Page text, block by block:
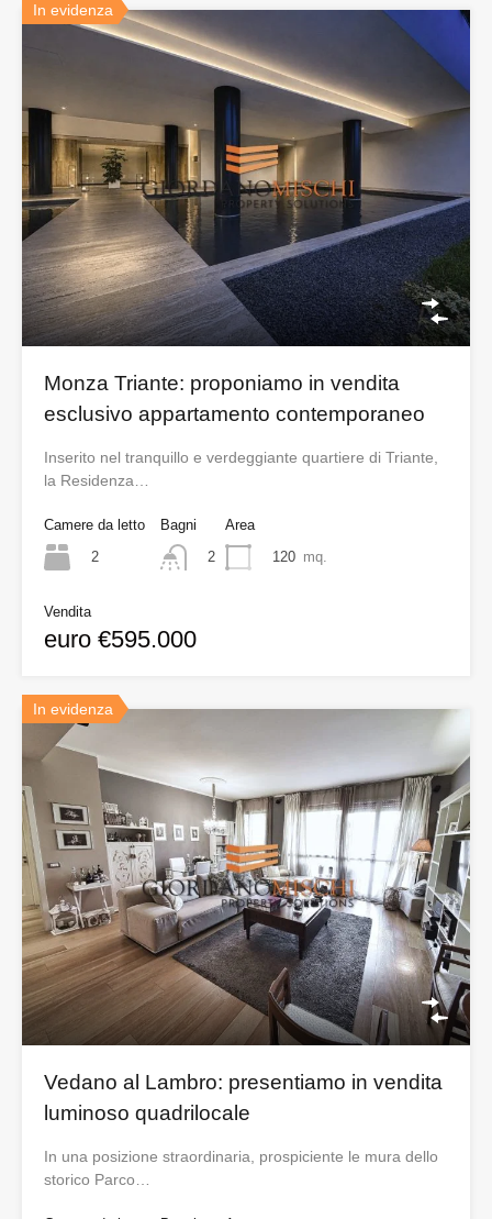
In evidenza
Monza Triante: proponiamo in vendita
esclusivo appartamento contemporaneo
Inserito nel tranquillo e verdeggiante quartiere di Triante,
la Residenza…
Camere da letto
2
Bagni
2
Area
120 mq.
Vendita
euro €595.000
In evidenza
Vedano al Lambro: presentiamo in vendita
luminoso quadrilocale
In una posizione straordinaria, prospiciente le mura dello
storico Parco…